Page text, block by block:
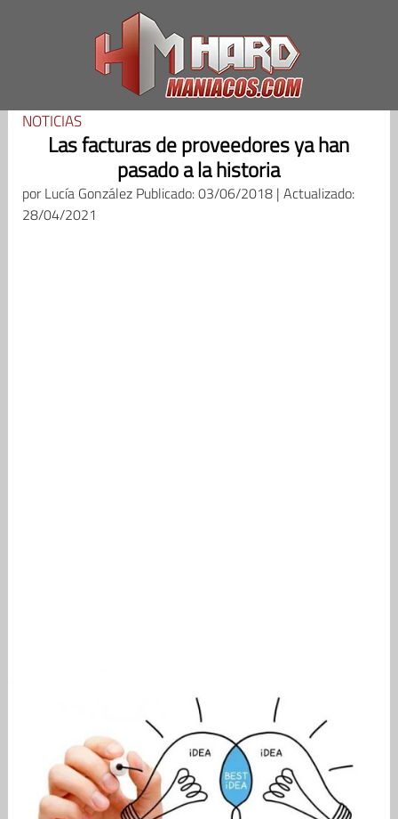
NOTICIAS
Las facturas de proveedores ya han
pasado a la historia
porLucía González Publicado: 03/06/2018 | Actualizado:
28/04/2021